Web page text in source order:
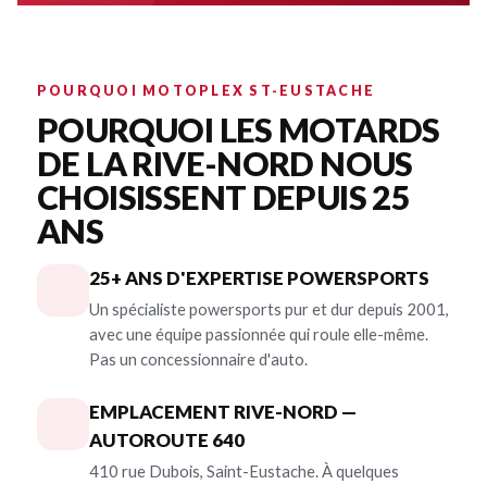
POURQUOI MOTOPLEX ST-EUSTACHE
POURQUOI LES MOTARDS
DE LA RIVE-NORD NOUS
CHOISISSENT DEPUIS 25
ANS
25+ ANS D'EXPERTISE POWERSPORTS
Un spécialiste powersports pur et dur depuis 2001,
avec une équipe passionnée qui roule elle-même.
Pas un concessionnaire d'auto.
EMPLACEMENT RIVE-NORD —
AUTOROUTE 640
410 rue Dubois, Saint-Eustache. À quelques